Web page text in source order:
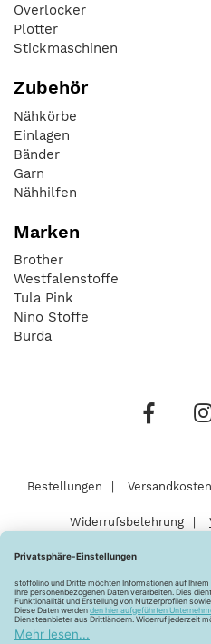
Overlocker
Plotter
Stickmaschinen
Zubehör
Nähkörbe
Einlagen
Bänder
Garn
Nähhilfen
Marken
Brother
Westfalenstoffe
Tula Pink
Nino Stoffe
Burda
Bestellungen Versandkosten
Widerrufsbelehrung
Barrierefreiheitserklärung
Kontakt Lagerverkauf